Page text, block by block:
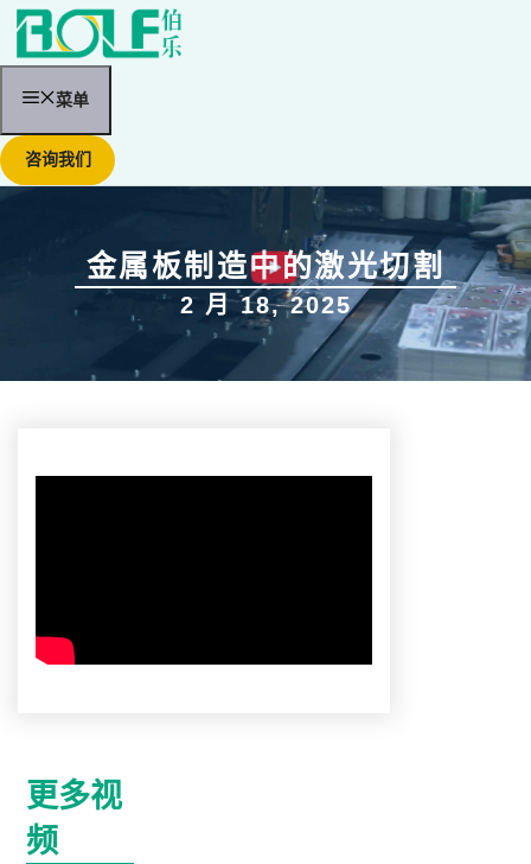
菜单
咨询我们
金属板制造中的激光切割
2 月 18, 2025
更多视
频